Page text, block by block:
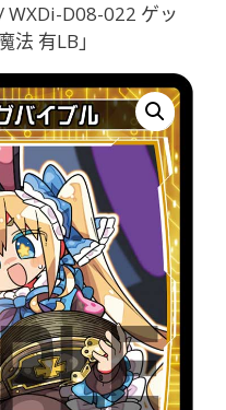
WXDi-D08-022 ゲッ
法 有LB」